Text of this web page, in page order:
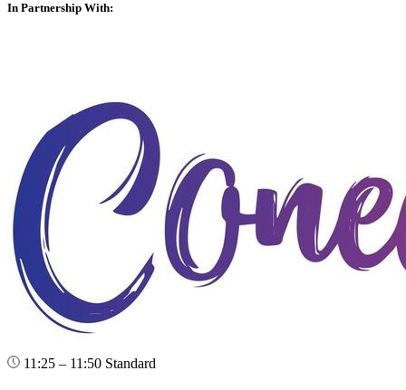
In Partnership With:
11:25 – 11:50 Standard